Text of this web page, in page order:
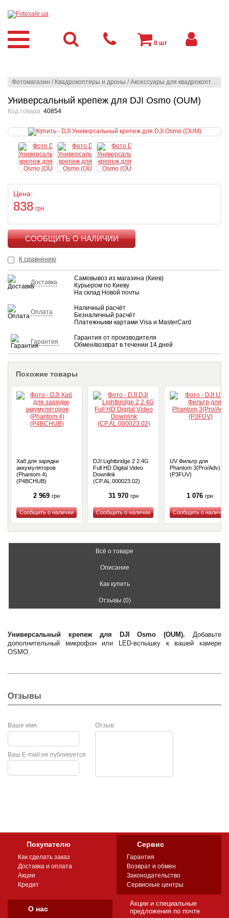
Фотомагазин / Квадрокоптеры и дроны /Аксессуары для квадрокоптеров
Универсальный крепеж для DJI Osmo (OUM)
Код товара: 40854
Цена:
838 грн
К сравнению
Доставка
Самовывоз из магазина (Киев)
Курьером по Киеву
На склад Новой почты
Оплата
Наличный расчёт
Безналичный расчёт
Платежными картами Visa и MasterCard
Гарантия
Гарантия от производителя
Обмен/возврат в течении 14 дней
Похожие товары
Хаб для зарядки
аккумуляторов
(Phantom 4)
(P4BCHUB)
2 969 грн
Купить
DJI Lightbridge 2 2.4G
Full HD Digital Video
Downlink
(CP.AL.000023.02)
31 970 грн
Купить
UV Фильтр для
Phantom 3(Pro/Adv)
(P3FUV)
1 076 грн
Купить
Всё о товаре
Описание
Как купить
Отзывы (0)
Универсальный крепеж для DJI Osmo (OUM). Добавьте
дополнительный микрофон или LED-вспышку к вашей камере
OSMO.
Отзывы
Ваше имя: Отзыв:
не публикуется
Ваш E-mail:
0 шт
Покупателю
Как сделать заказ
Доставка и оплата
Акции
Кредит
Сервис
Гарантия
Возврат и обмен
Законодательство
Сервисные центры
О нас
Акции и специальные
предложения по почте